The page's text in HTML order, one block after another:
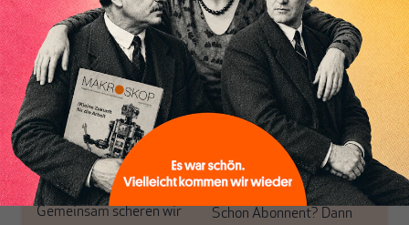
das große Ganze. Wir
haben einen Blick auf
Geld, Wirtschaft und
Politik, den Sie so
woanders nicht finden.
Dabei leben wir von
unseren Autoren, ihren
Recherchen, ihrem Wissen
und ihrem Enthusiasmus.
Gemeinsam scheren wir
Debattenräume.
Brauchen Sie auch frische
Luft? Dann folgen Sie
einfach dem Button.
ABONNIEREN SIE
MAKROSKOP
Schon Abonnent? Dann